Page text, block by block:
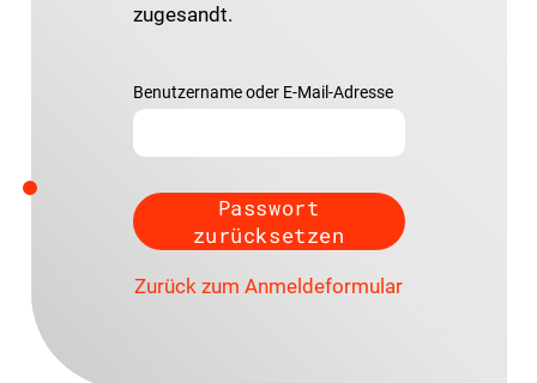
zugesandt.
Benutzername oder E-Mail-Adresse
Zurück zum Anmeldeformular